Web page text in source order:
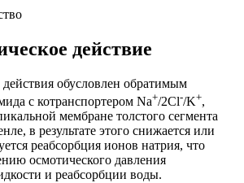
действие
обусловлен обратимым
с котранспортером Na+/2Cl-/K+,
мембране толстого сегмента
в результате этого снижается или
реабсорбция ионов натрия, что
осмотического давления
и реабсорбции воды.